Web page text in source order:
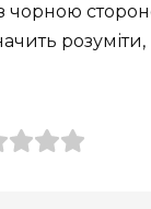
чорною